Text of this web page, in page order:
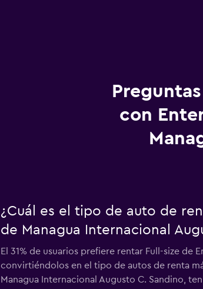
con
¿Cuál es el tipo de auto de
de Managua Internacional
El 31% de usuarios prefiere rentar Full-size de
convirtiéndolos en el tipo de autos de renta
Managua Internacional Augusto C. Sandino,